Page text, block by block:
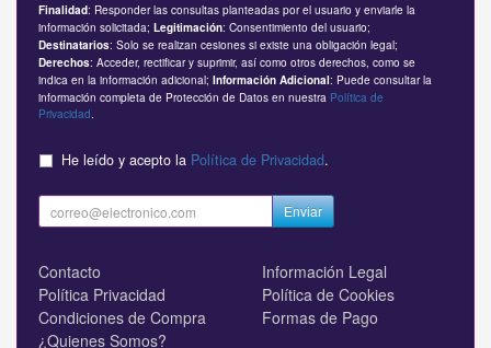
Finalidad: Responder las consultas planteadas por el usuario y enviarle la
información solicitada; Legitimación: Consentimiento del usuario;
Destinatarios: Solo se realizan cesiones si existe una obligación legal;
Derechos: Acceder, rectificar y suprimir, así como otros derechos, como se
indica en la información adicional; Información Adicional: Puede consultar la
información completa de Protección de Datos en nuestra Política de
Privacidad.
He leído y acepto la Política de Privacidad.
Enviar
Contacto
Información Legal
Política Privacidad
Política de Cookies
Condiciones de Compra
Formas de Pago
¿Quienes Somos?